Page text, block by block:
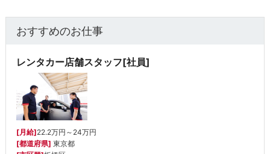
おすすめのお仕事
レンタカー店舗スタッフ[社員]
[月給]22.2万円～24万円
[都道府県] 東京都